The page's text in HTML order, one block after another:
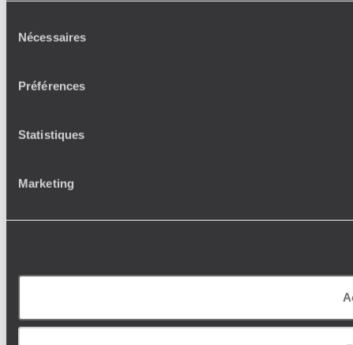
Nécessaires
Préférences
Statistiques
Marketing